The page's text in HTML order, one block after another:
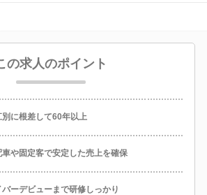
の求人のポイント
別に根差して60年以上
車や固定客で安定した売上を確保
バーデビューまで研修しっかり